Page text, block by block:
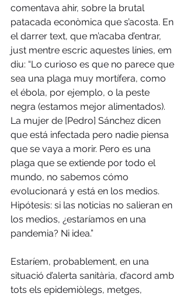
comentava ahir, sobre la brutal
patacada econòmica que s’acosta. En
el darrer text, que m’acaba d’entrar,
just mentre escric aquestes línies, em
diu: “Lo curioso es que no parece que
sea una plaga muy mortífera, como
el ébola, por ejemplo, o la peste
negra (estamos mejor alimentados).
La mujer de [Pedro] Sánchez dicen
que está infectada pero nadie piensa
que se vaya a morir. Pero es una
plaga que se extiende por todo el
mundo, no sabemos cómo
evolucionará y está en los medios.
Hipótesis: si las noticias no salieran en
los medios, ¿estaríamos en una
pandemia? Ni idea.”
Estaríem, probablement, en una
situació d’alerta sanitària, d’acord amb
tots els epidemiòlegs, metges,